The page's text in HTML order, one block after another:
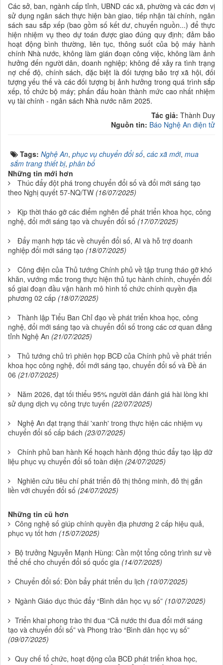
Các sở, ban, ngành cấp tỉnh, UBND các xã, phường và các đơn vị
sử dụng ngân sách thực hiện bàn giao, tiếp nhận tài chính, ngân
sách sau sắp xếp (bao gồm số kết dư, chuyển nguồn...) để thực
hiện nhiệm vụ theo dự toán được giao đúng quy định; đảm bảo
hoạt động bình thường, liên tục, thông suốt của bộ máy hành
chính Nhà nước, không làm gián đoạn công việc, không làm ảnh
hưởng đến người dân, doanh nghiệp; không để xảy ra tình trạng
nợ chế độ, chính sách, đặc biệt là đối tượng bảo trợ xã hội, đối
tượng yếu thế và các đối tượng bị ảnh hưởng trong quá trình sắp
xếp, tổ chức bộ máy; phấn đấu hoàn thành mức cao nhất nhiệm
vụ tài chính - ngân sách Nhà nước năm 2025.
Tác giả: Thành Duy
Nguồn tin: Báo Nghệ An điện tử
Tags: Nghệ An, phục vụ chuyển đổi số, các xã mới, mua
sắm trang thiết bị, phân bổ
Những tin mới hơn
Thúc đẩy đột phá trong chuyển đổi số và đổi mới sáng tạo
theo Nghị quyết 57-NQ/TW (16/07/2025)
Kịp thời tháo gỡ các điểm nghẽn để phát triển khoa học, công
nghệ, đổi mới sáng tạo và chuyển đổi số (17/07/2025)
Đẩy mạnh hợp tác về chuyển đổi số, AI và hỗ trợ doanh
nghiệp đổi mới sáng tạo (18/07/2025)
Công điện của Thủ tướng Chính phủ về tập trung tháo gỡ khó
khăn, vướng mắc trong thực hiện thủ tục hành chính, chuyển đổi
số giai đoạn đầu vận hành mô hình tổ chức chính quyền địa
phương 02 cấp (18/07/2025)
Thành lập Tiểu Ban Chỉ đạo về phát triển khoa học, công
nghệ, đổi mới sáng tạo và chuyển đổi số trong các cơ quan đảng
tỉnh Nghệ An (21/07/2025)
Thủ tướng chủ trì phiên họp BCĐ của Chính phủ về phát triển
khoa học công nghệ, đổi mới sáng tạo, chuyển đổi số và Đề án
06 (21/07/2025)
Năm 2026, đạt tối thiểu 95% người dân đánh giá hài lòng khi
sử dụng dịch vụ công trực tuyến (22/07/2025)
Nghệ An đạt trạng thái 'xanh' trong thực hiện các nhiệm vụ
chuyển đổi số cấp bách (23/07/2025)
Chính phủ ban hành Kế hoạch hành động thúc đẩy tạo lập dữ
liệu phục vụ chuyển đổi số toàn diện (24/07/2025)
Nghiên cứu tiêu chí phát triển đô thị thông minh, đô thị gắn
liền với chuyển đổi số (24/07/2025)
Những tin cũ hơn
Công nghệ số giúp chính quyền địa phương 2 cấp hiệu quả,
phục vụ tốt hơn (15/07/2025)
Bộ trưởng Nguyễn Mạnh Hùng: Cần một tổng công trình sư về
thể chế cho chuyển đổi số quốc gia (14/07/2025)
Chuyển đổi số: Đòn bẩy phát triển du lịch (10/07/2025)
Ngành Giáo dục thúc đẩy “Bình dân học vụ số” (10/07/2025)
Triển khai phong trào thi đua “Cả nước thi đua đổi mới sáng
tạo và chuyển đổi số” và Phong trào “Bình dân học vụ số”
(09/07/2025)
Quy chế tổ chức, hoạt động của BCĐ phát triển khoa học,